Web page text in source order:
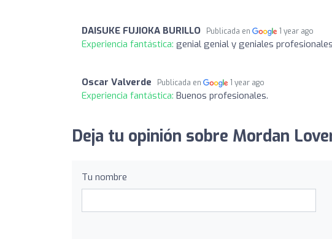
DAISUKE FUJIOKA BURILLO Publicada en 1 year ago
Experiencia fantástica: genial genial y geniales
Oscar Valverde Publicada en 1 year ago
Experiencia fantástica: Buenos profesionales.
Deja tu opinión sobre Mordan
Tu nombre